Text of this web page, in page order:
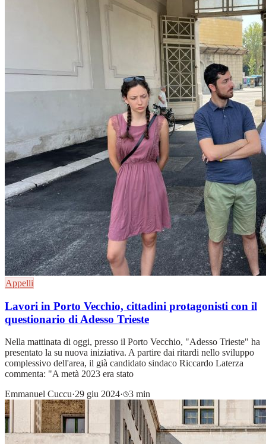
Appelli
Lavori in Porto Vecchio, cittadini protagonisti con il
questionario di Adesso Trieste
Nella mattinata di oggi, presso il Porto Vecchio, "Adesso Trieste" ha
presentato la su nuova iniziativa. A partire dai ritardi nello sviluppo
complessivo dell'area, il già candidato sindaco Riccardo Laterza
commenta: "A metà 2023 era stato
Emmanuel Cuccu·29 giu 2024· 3 min